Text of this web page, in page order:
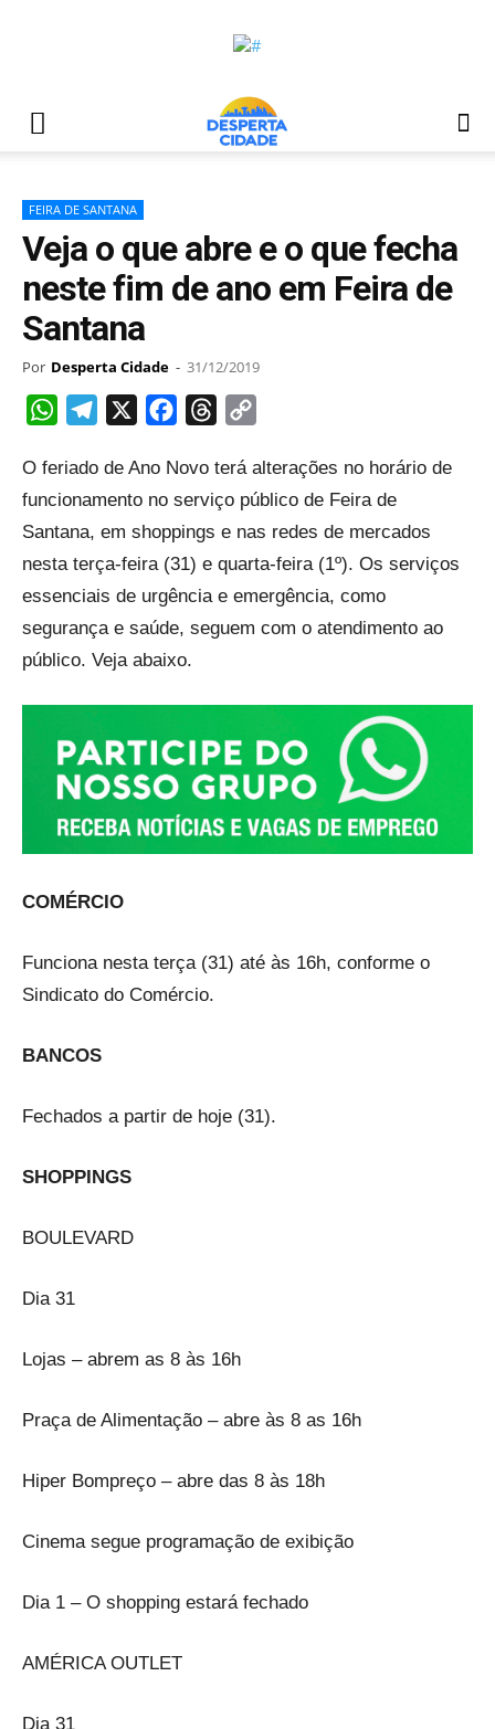
FEIRA DE SANTANA
Veja o que abre e o que fecha
neste fim de ano em Feira de
Santana
Por Desperta Cidade - 31/12/2019
WhatsAppTelegram FacebookThreads
O feriado de Ano Novo terá alterações no horário de
funcionamento no serviço público de Feira de
Santana, em shoppings e nas redes de mercados
nesta terça-feira (31) e quarta-feira (1º). Os serviços
essenciais de urgência e emergência, como
segurança e saúde, seguem com o atendimento ao
público. Veja abaixo.
COMÉRCIO
Funciona nesta terça (31) até às 16h, conforme o
Sindicato do Comércio.
BANCOS
Fechados a partir de hoje (31).
SHOPPINGS
BOULEVARD
Dia 31
Lojas – abrem as 8 às 16h
Praça de Alimentação – abre às 8 as 16h
Hiper Bompreço – abre das 8 às 18h
Cinema segue programação de exibição
Dia 1 – O shopping estará fechado
AMÉRICA OUTLET
Dia 31